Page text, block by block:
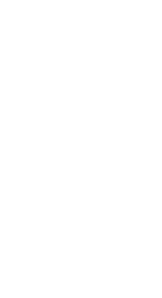
duše Matěje